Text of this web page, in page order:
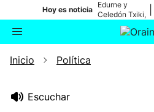
Hoy es noticia
Edurne y
Celedón Txiki,
en directo
Buscador
Inicio Política
Escuchar